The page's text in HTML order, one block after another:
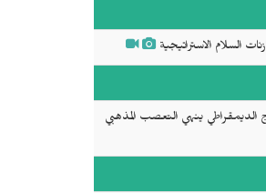
السلام الاستراتيجية
الديمقراطي ينهي التعصب المذهبي